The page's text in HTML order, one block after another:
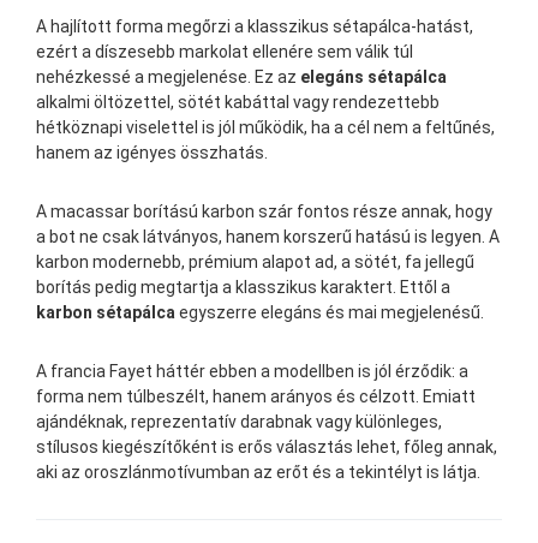
A hajlított forma megőrzi a klasszikus sétapálca-hatást,
ezért a díszesebb markolat ellenére sem válik túl
nehézkessé a megjelenése. Ez az elegáns sétapálca
alkalmi öltözettel, sötét kabáttal vagy rendezettebb
hétköznapi viselettel is jól működik, ha a cél nem a feltűnés,
hanem az igényes összhatás.
A macassar borítású karbon szár fontos része annak, hogy
a bot ne csak látványos, hanem korszerű hatású is legyen. A
karbon modernebb, prémium alapot ad, a sötét, fa jellegű
borítás pedig megtartja a klasszikus karaktert. Ettől a
karbon sétapálca egyszerre elegáns és mai megjelenésű.
A francia Fayet háttér ebben a modellben is jól érződik: a
forma nem túlbeszélt, hanem arányos és célzott. Emiatt
ajándéknak, reprezentatív darabnak vagy különleges,
stílusos kiegészítőként is erős választás lehet, főleg annak,
aki az oroszlánmotívumban az erőt és a tekintélyt is látja.